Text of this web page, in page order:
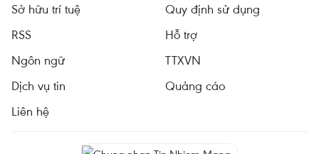
Sở hữu trí tuệ
Quy định sử dụng
RSS
Hỗ trợ
Ngôn ngữ
TTXVN
Dịch vụ tin
Quảng cáo
Liên hệ